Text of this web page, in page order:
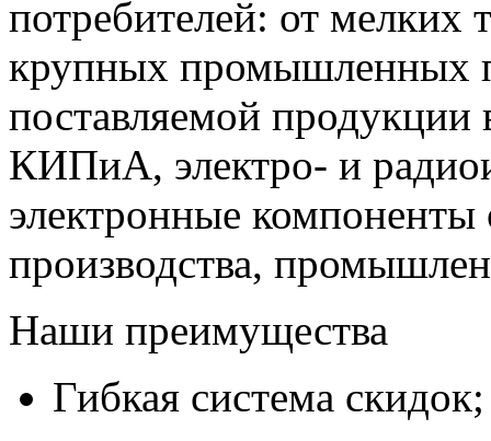
потребителей: от мелких
крупных промышленных
поставляемой продукции
КИПиА, электро- и
электронные компоненты
производства,
Наши преимущества
Гибкая система скидок;